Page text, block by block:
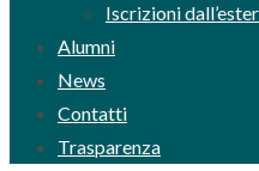
Iscrizioni
Alumni
News
Contatti
Trasparenza